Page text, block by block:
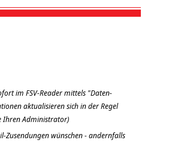
im FSV-Reader mittels "Daten-
aktualisieren sich in der Regel
Ihren Administrator)
Zusendungen wünschen - andernfalls